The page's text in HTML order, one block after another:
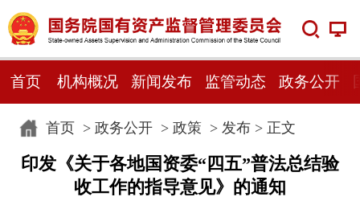
首页 机构概况 新闻发布 监管动态 政务公开
首页> 政务公开> 政策> 发布> 正文
印发《关于各地国资委“四五”普法总结验
收工作的指导意见》的通知